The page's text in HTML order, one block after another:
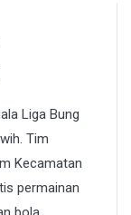
Liga Bung
Tim
Kecamatan
permainan